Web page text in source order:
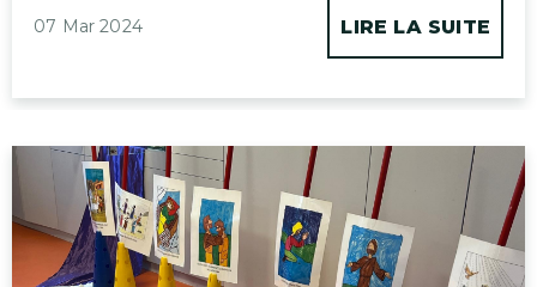
07 Mar 2024 LIRE LA SUITE